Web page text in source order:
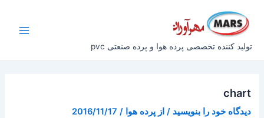
محتوا
تولید کننده تخصصی پرده هوا و پرده صنعتی pvc
chart
دیدگاه‌ خود را بنویسید / از پرده هوا/
2016/11/17
نوشته